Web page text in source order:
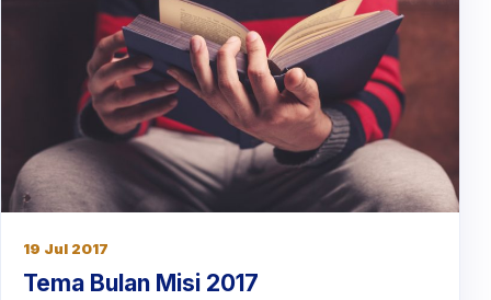
19 Jul 2017
Tema Bulan Misi 2017